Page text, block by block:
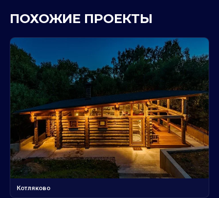
ПОХОЖИЕ ПРОЕКТЫ
Котляково